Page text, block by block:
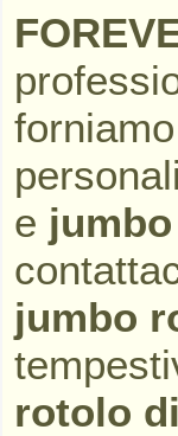
e
jumbo
rotolo